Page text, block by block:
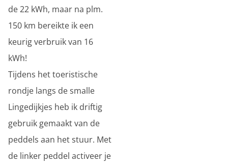
de 22 kWh, maar na plm.
150 km bereikte ik een
keurig verbruik van 16
kWh!
Tijdens het toeristische
rondje langs de smalle
Lingedijkjes heb ik driftig
gebruik gemaakt van de
peddels aan het stuur. Met
de linker peddel activeer je